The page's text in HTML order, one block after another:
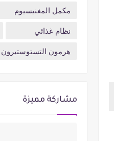
مكمل المغنيسيوم
نظام غذائي
هرمون التستوستيرون
مشاركة مميزة